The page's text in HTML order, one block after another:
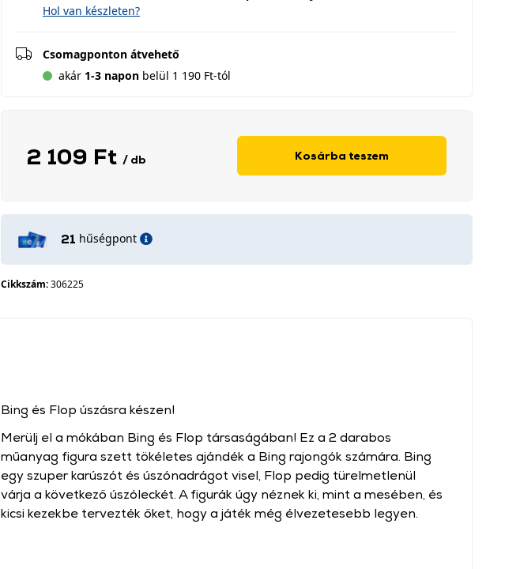
Hol van készleten?
Csomagponton átvehető
akár 1-3 napon belül 1 190 Ft-tól
2 109 Ft / db Kosárba teszem
21 hűségpont
Cikkszám:306225
Bing és Flop úszásra készen!
Merülj el a mókában Bing és Flop társaságában! Ez a 2 darabos
műanyag figura szett tökéletes ajándék a Bing rajongók számára. Bing
egy szuper karúszót és úszónadrágot visel, Flop pedig türelmetlenül
várja a következő úszóleckét. A figurák úgy néznek ki, mint a mesében, és
kicsi kezekbe tervezték őket, hogy a játék még élvezetesebb legyen.